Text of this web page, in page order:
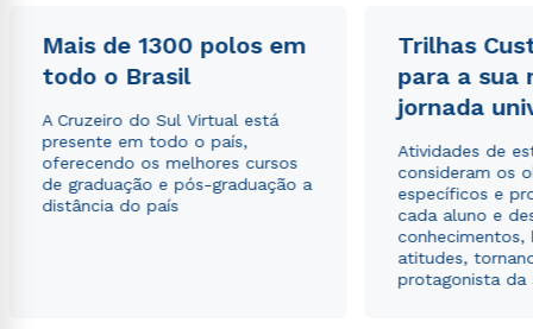
Mais de 1300 polos em
todo o Brasil
A Cruzeiro do Sul Virtual está
presente em todo o país,
oferecendo os melhores cursos
de graduação e pós-graduação a
distância do país
Trilhas
para a sua
jornada
Atividades de
consideram os
específicos e
cada aluno e
conhecimentos,
atitudes,
protagonista da